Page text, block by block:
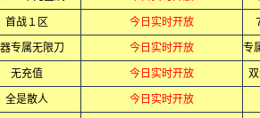
首战１区 今日实时开放
专属无限刀 今日实时开放
无充值 今日实时开放
全是散人 今日实时开放